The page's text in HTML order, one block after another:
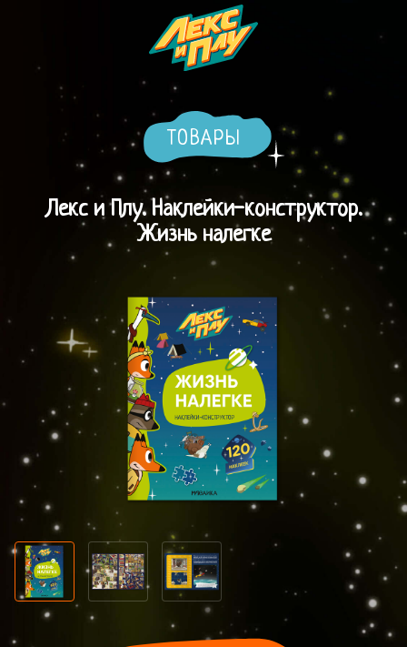
ТОВАРЫ
Лекс и Плу. Наклейки-конструктор.
Жизнь налегке